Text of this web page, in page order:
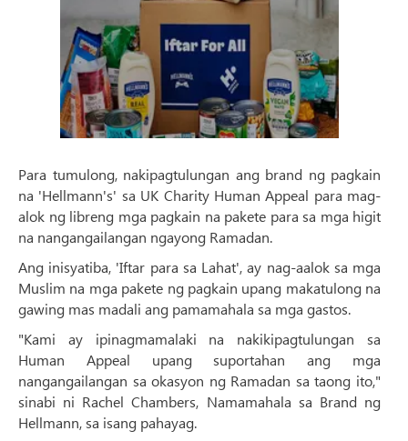
Para tumulong, nakipagtulungan ang brand ng pagkain
na 'Hellmann's' sa UK Charity Human Appeal para mag-
alok ng libreng mga pagkain na pakete para sa mga higit
na nangangailangan ngayong Ramadan.
Ang inisyatiba, 'Iftar para sa Lahat', ay nag-aalok sa mga
Muslim na mga pakete ng pagkain upang makatulong na
gawing mas madali ang pamamahala sa mga gastos.
"Kami ay ipinagmamalaki na nakikipagtulungan sa
Human Appeal upang suportahan ang mga
nangangailangan sa okasyon ng Ramadan sa taong ito,"
sinabi ni Rachel Chambers, Namamahala sa Brand ng
Hellmann, sa isang pahayag.